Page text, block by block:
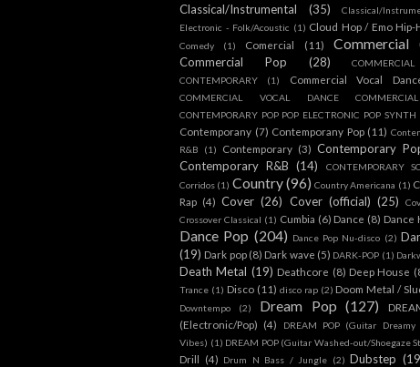
Classical/Instrumental (35)
Classical/
Electronic - Folk/Acoustic (1) Cloud Hop / Emo Hip-
Comedy (1) Comercial (11) Commercial
Commercial Pop (28)
CONTEMPORARY
(1) Commercial Vocal
COMMERCIAL VOCAL DANCE
CONTEMPORARY POP POP ELECTRONIC POP SYNTH
Contemporany (7) Contemporany Pop (11)
R&B
(1) Contemporary (3) Contemporary
Contemporary R&B (14) CONTEMPORARY
Corridos (1) Country(96) Country Americana (1)
Rap (4) Cover (26) Cover (official) (25)
Crossover Classical (1) Cumbia (6) Dance (8) Dance
Dance Pop (204) Dance Pop Nu-disco (2)
(19) Dark pop (8) Dark wave (5) DARK-POP (1)
Death Metal (19) Deathcore (8) Deep House
Trance (1) Disco (11) disco rap (2) Doom Metal /
Downtempo (2) Dream Pop (127)
(Electronic/Pop) (4)
DREAM POP (Guitar
Vibes) (1) DREAM POP (Guitar Washed-out/Shoegaze
Drill (4) Drum N Bass / Jungle (2) Dubstep